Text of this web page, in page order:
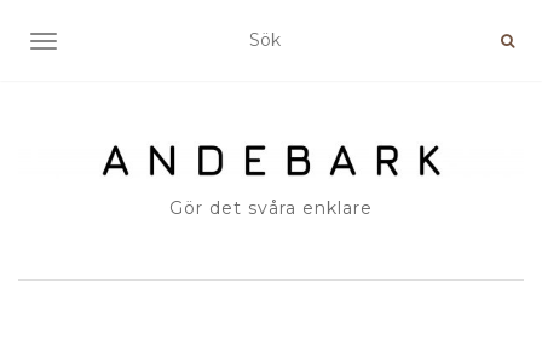
SLÅ PÅ/AV NAVIGERING
Gör det svåra enklare